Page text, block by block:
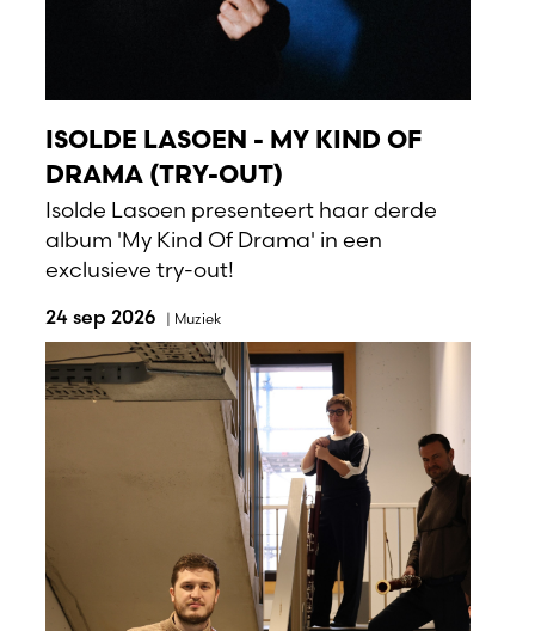
ISOLDE LASOEN - MY KIND OF
DRAMA (TRY-OUT)
Isolde Lasoen presenteert haar derde
album 'My Kind Of Drama' in een
exclusieve try-out!
24 sep 2026 | Muziek